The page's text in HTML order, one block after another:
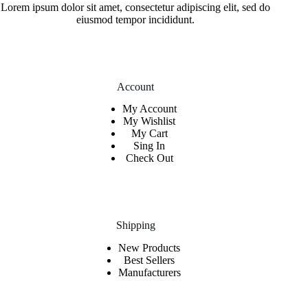
Lorem ipsum dolor sit amet, consectetur adipiscing elit, sed do
eiusmod tempor incididunt.
Account
My Account
My Wishlist
My Cart
Sing In
Check Out
Shipping
New Products
Best Sellers
Manufacturers